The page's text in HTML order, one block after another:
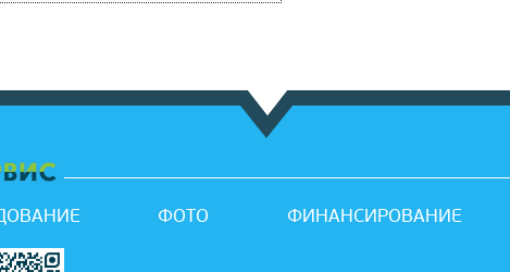
ФОТО ФИНАНСИРОВАНИЕ